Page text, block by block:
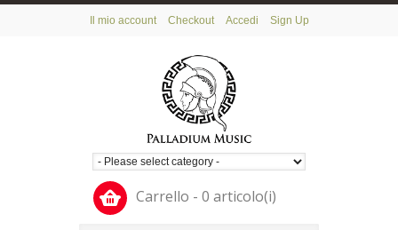
Il mio account Checkout Accedi Sign Up
Carrello - 0 articolo(i)